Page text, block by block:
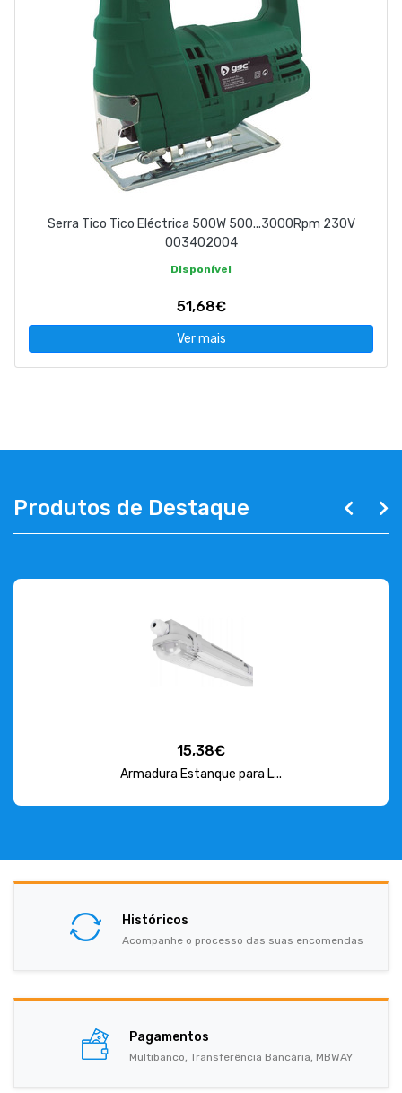
Serra Tico Tico Eléctrica 500W 500...3000Rpm 230V
003402004
Disponível
51,68€
Ver mais
Produtos de Destaque
15,38€
Armadura Estanque para L...
Históricos
Acompanhe o processo das suas encomendas
Pagamentos
Multibanco, Transferência Bancária, MBWAY